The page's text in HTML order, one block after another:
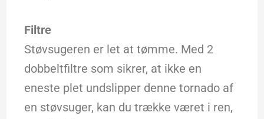
Filtre
Støvsugeren er let at tømme. Med 2
dobbeltfiltre som sikrer, at ikke en
eneste plet undslipper denne tornado af
en støvsuger, kan du trække været i ren,